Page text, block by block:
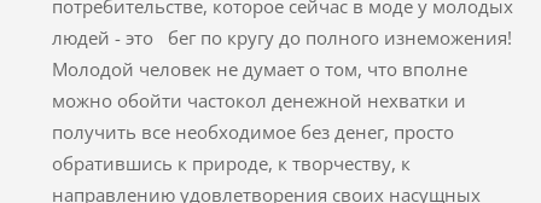
потребительстве, которое сейчас в моде у молодых
людей - это бег по кругу до полного изнеможения!
Молодой человек не думает о том, что вполне
можно обойти частокол денежной нехватки и
получить все необходимое без денег, просто
обратившись к природе, к творчеству, к
направлению удовлетворения своих насущных